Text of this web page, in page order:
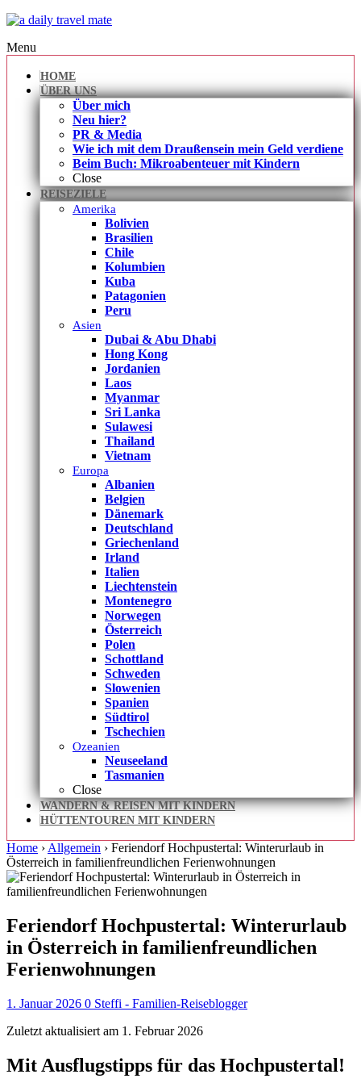
Menu
HOME
ÜBER UNS
Über mich
Neu hier?
PR & Media
Wie ich mit dem Draußensein mein Geld verdiene
Beim Buch: Mikroabenteuer mit Kindern
Close
REISEZIELE
Amerika
Bolivien
Brasilien
Chile
Kolumbien
Kuba
Patagonien
Peru
Asien
Dubai & Abu Dhabi
Hong Kong
Jordanien
Laos
Myanmar
Sri Lanka
Sulawesi
Thailand
Vietnam
Europa
Albanien
Belgien
Dänemark
Deutschland
Griechenland
Irland
Italien
Liechtenstein
Montenegro
Norwegen
Österreich
Polen
Schottland
Schweden
Slowenien
Spanien
Südtirol
Tschechien
Ozeanien
Neuseeland
Tasmanien
Close
WANDERN & REISEN MIT KINDERN
HÜTTENTOUREN MIT KINDERN
Home › Allgemein › Feriendorf Hochpustertal: Winterurlaub in
Österreich in familienfreundlichen Ferienwohnungen
Feriendorf Hochpustertal: Winterurlaub
in Österreich in familienfreundlichen
Ferienwohnungen
1. Januar 2026 0 Steffi - Familien-Reiseblogger
Zuletzt aktualisiert am 1. Februar 2026
Mit Ausflugstipps für das Hochpustertal!